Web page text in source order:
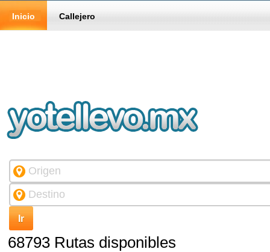
Inicio Callejero
68793 Rutas disponibles